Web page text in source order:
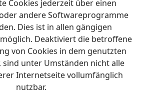
Cookies jederzeit über einen
andere Softwareprogramme
Dies ist in allen gängigen
Deaktiviert die betroffene
von Cookies in dem genutzten
unter Umständen nicht alle
Internetseite vollumfänglich
nutzbar.